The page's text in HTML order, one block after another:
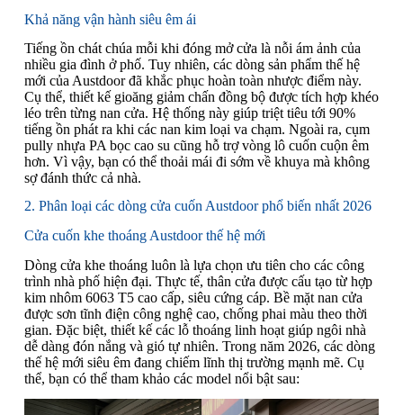
Khả năng vận hành siêu êm ái
Tiếng ồn chát chúa mỗi khi đóng mở cửa là nỗi ám ảnh của
nhiều gia đình ở phố. Tuy nhiên, các dòng sản phẩm thế hệ
mới của Austdoor đã khắc phục hoàn toàn nhược điểm này.
Cụ thể, thiết kế gioăng giảm chấn đồng bộ được tích hợp khéo
léo trên từng nan cửa. Hệ thống này giúp triệt tiêu tới 90%
tiếng ồn phát ra khi các nan kim loại va chạm. Ngoài ra, cụm
pully nhựa PA bọc cao su cũng hỗ trợ vòng lô cuốn cuộn êm
hơn. Vì vậy, bạn có thể thoải mái đi sớm về khuya mà không
sợ đánh thức cả nhà.
2. Phân loại các dòng cửa cuốn Austdoor phổ biến nhất 2026
Cửa cuốn khe thoáng Austdoor thế hệ mới
Dòng cửa khe thoáng luôn là lựa chọn ưu tiên cho các công
trình nhà phố hiện đại. Thực tế, thân cửa được cấu tạo từ hợp
kim nhôm 6063 T5 cao cấp, siêu cứng cáp. Bề mặt nan cửa
được sơn tĩnh điện công nghệ cao, chống phai màu theo thời
gian. Đặc biệt, thiết kế các lỗ thoáng linh hoạt giúp ngôi nhà
dễ dàng đón nắng và gió tự nhiên. Trong năm 2026, các dòng
thế hệ mới siêu êm đang chiếm lĩnh thị trường mạnh mẽ. Cụ
thể, bạn có thể tham khảo các model nổi bật sau: